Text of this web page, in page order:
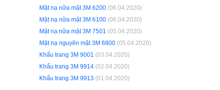
Mặt nạ nữa mặt 3M 6200 (06.04.2020)
Mặt nạ nữa mặt 3M 6100 (06.04.2020)
Mặt nạ nữa mặt 3M 7501 (05.04.2020)
Mặt nạ nguyên mặt 3M 6800 (05.04.2020)
Khẩu trang 3M 9001 (03.04.2020)
Khẩu trang 3M 9914 (02.04.2020)
Khẩu trang 3M 9913 (01.04.2020)